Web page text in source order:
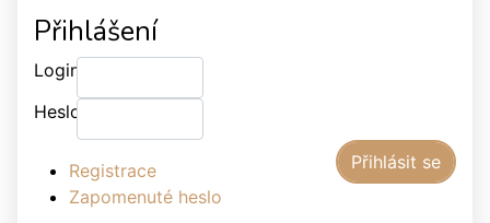
Přihlášení
Login:
Heslo:
Registrace
Zapomenuté heslo